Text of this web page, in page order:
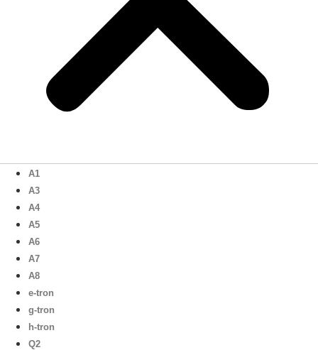
A1
A3
A4
A5
A6
A7
A8
e-tron
g-tron
h-tron
Q2